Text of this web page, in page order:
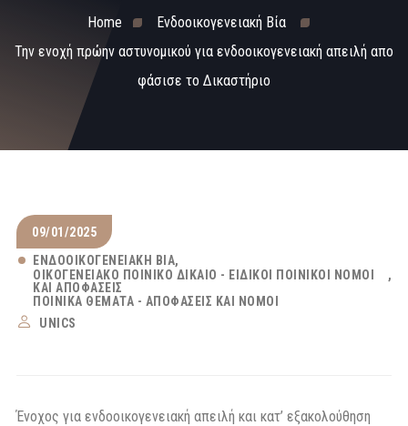
Home
Ενδοοικογενειακή Βία
Την ενοχή πρώην αστυνομικού για ενδοοικογενειακή απειλή απο
φάσισε το Δικαστήριο
09/01/2025
ΕΝΔΟΟΙΚΟΓΕΝΕΙΑΚΉ ΒΊΑ
ΟΙΚΟΓΕΝΕΙΑΚΌ ΠΟΙΝΙΚΌ ΔΊΚΑΙΟ - ΕΙΔΙΚΟΊ ΠΟΙΝΙΚΟΊ ΝΌΜΟΙ
ΚΑΙ ΑΠΟΦΆΣΕΙΣ
ΠΟΙΝΙΚΆ ΘΈΜΑΤΑ - ΑΠΟΦΆΣΕΙΣ ΚΑΙ ΝΌΜΟΙ
UNICS
Ένοχος για ενδοοικογενειακή απειλή και κατ’ εξακολούθηση